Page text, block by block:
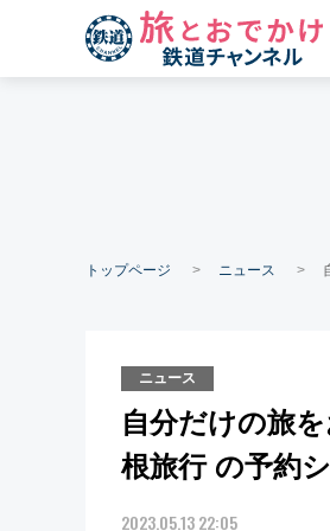
トップページ ニュース
ニュース
自分だけの旅
根旅行 の予約
2023.05.13 22:05